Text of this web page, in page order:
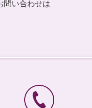
問い合わせは